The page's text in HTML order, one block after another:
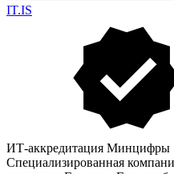
IT.IS
ИТ-аккредитация Минцифры
Cпециализированная